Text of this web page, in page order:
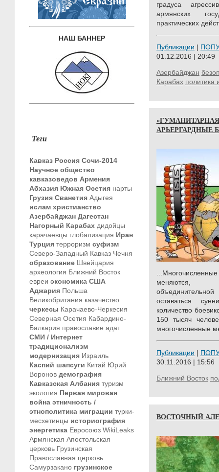
НАШ БАННЕР
Теги
Кавказ Россия Сочи-2014
Научное общество
кавказоведов Армения
Абхазия Южная Осетия нарты
Грузия Сванетия Адыгея
ислам христианство
Азербайджан Дагестан
Нагорный Карабах дидойцы
карачаевцы глобализация Иран
Турция терроризм суфизм
Северо-Западный Кавказ Чечня
образование Швейцария
археология Ближний Восток
евреи экономика США
Аджария Польша
Великобритания казачество
черкесы Карачаево-Черкесия
Северная Осетия Кабардино-
Балкария православие адат
СМИ / Интернет
традиционализм
модернизация Израиль
Каспий шапсуги Китай Юрий
Воронов демография
Кавказская Албания туризм
экология Первая мировая
война этничность /
этнополитика миграции турки-
месхетинцы историография
энергетика Евросоюз WikiLeaks
Армянская Апостольская
церковь Грузинская
Православная церковь
Самурзакано грузинское
градуса
армянских
практических
Публикации |
01.12.2016 | 20:49
Азербайджан
Карабах политика
АРЬЕРГАРДНЫЕ
меняются,
оставаться
количество
150 тысяч
многочисленные
Публикации |
30.11.2016 | 15:56
Ближний Восток
ВОСТОЧНЫЙ